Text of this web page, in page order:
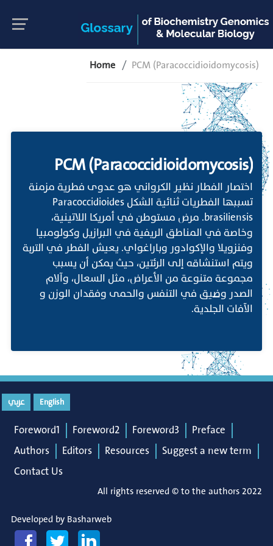
Home PCM (Paracoccidioidomycosis)
PCM (Paracoccidioidomycosis)
اختصار الفطار نظير الكرواني هو عدوى فطرية مزمنة
تسببها الفطريات ثنائية الشكل Paracoccidioides
brasiliensis. مرض مستوطن في أمريكا اللاتينية،
وخاصة في المناطق الريفية في البرازيل وكولومبيا
وفنزويلا والإكوادور وباراغواي. يعيش الفطر في التربة
ويتم استنشاقه إلى الرئتين، حيث يمكن أن يسبب
مجموعة متنوعة من الأعراض، مثل السعال، وآلام
الصدر وضيق في التنفس والحمى وفقدان الوزن و
الآفات الجلدية.
English عربي
Foreword1 Foreword2 Foreword3
Preface
Authors
Editors Resources
Suggest a new term
Contact Us
All rights reserved © to the authors 2022
Developed by Basharweb